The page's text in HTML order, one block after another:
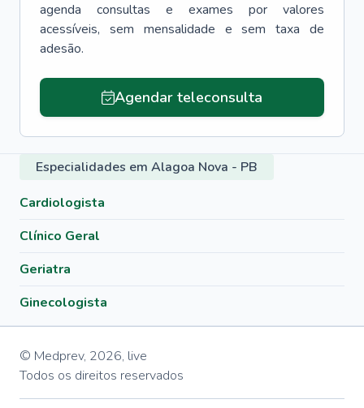
agenda consultas e exames por valores
acessíveis, sem mensalidade e sem taxa de
adesão.
Agendar teleconsulta
Especialidades em Alagoa Nova - PB
Cardiologista
Clínico Geral
Geriatra
Ginecologista
© Medprev, 2026, live
Todos os direitos reservados